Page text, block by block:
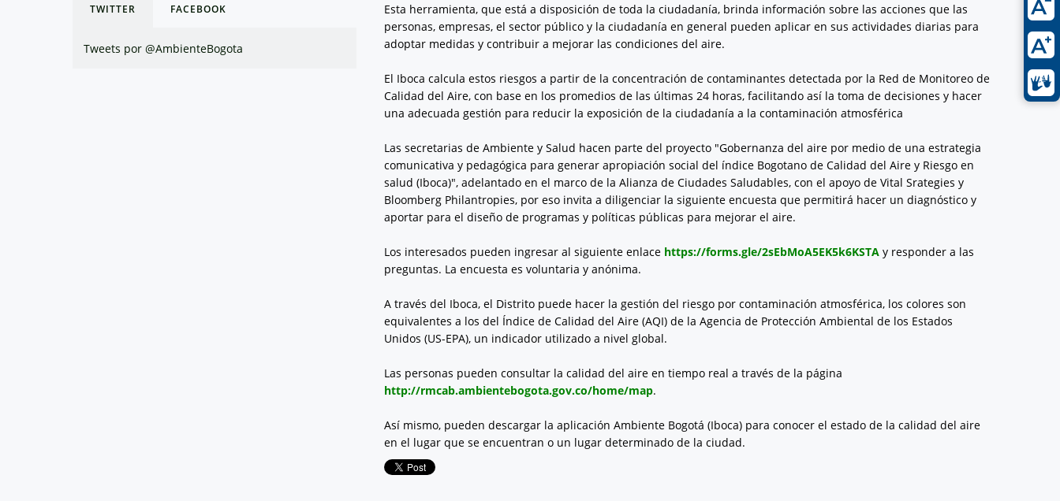
TWITTER FACEBOOK
Tweets por @AmbienteBogota
Esta herramienta, que está a disposición de toda la ciudadanía, brinda información sobre las acciones que las
personas, empresas, el sector público y la ciudadanía en general pueden aplicar en sus actividades diarias para
adoptar medidas y contribuir a mejorar las condiciones del aire.
El Iboca calcula estos riesgos a partir de la concentración de contaminantes detectada por la Red de Monitoreo de
Calidad del Aire, con base en los promedios de las últimas 24 horas, facilitando así la toma de decisiones y hacer
una adecuada gestión para reducir la exposición de la ciudadanía a la contaminación atmosférica
Las secretarias de Ambiente y Salud hacen parte del proyecto "Gobernanza del aire por medio de una estrategia
comunicativa y pedagógica para generar apropiación social del índice Bogotano de Calidad del Aire y Riesgo en
salud (Iboca)", adelantado en el marco de la Alianza de Ciudades Saludables, con el apoyo de Vital Srategies y
Bloomberg Philantropies, por eso invita a diligenciar la siguiente encuesta que permitirá hacer un diagnóstico y
aportar para el diseño de programas y políticas públicas para mejorar el aire.
Los interesados pueden ingresar al siguiente enlace https://forms.gle/2sEbMoA5EK5k6KSTAy responder a las
preguntas. La encuesta es voluntaria y anónima.
A través del Iboca, el Distrito puede hacer la gestión del riesgo por contaminación atmosférica, los colores son
equivalentes a los del Índice de Calidad del Aire (AQI) de la Agencia de Protección Ambiental de los Estados
Unidos (US-EPA), un indicador utilizado a nivel global.
Las personas pueden consultar la calidad del aire en tiempo real a través de la página
http://rmcab.ambientebogota.gov.co/home/map.
Así mismo, pueden descargar la aplicación Ambiente Bogotá (Iboca) para conocer el estado de la calidad del aire
en el lugar que se encuentran o un lugar determinado de la ciudad.